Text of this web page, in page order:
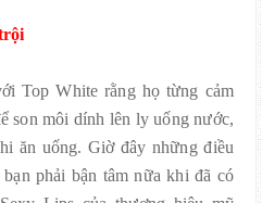
Top White rằng họ từng cảm
son môi dính lên ly uống nước,
ăn uống. Giờ đây những điều
phải bận tâm nữa khi đã có